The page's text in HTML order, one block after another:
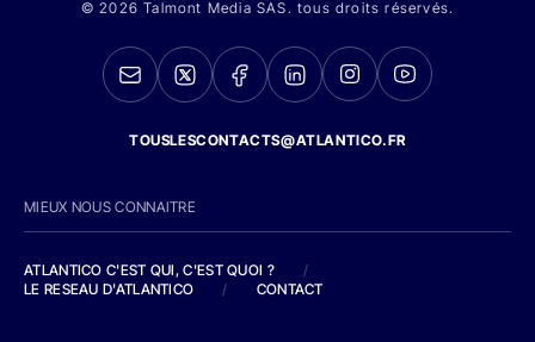
© 2026 Talmont Media SAS. tous droits réservés.
TOUSLESCONTACTS@ATLANTICO.FR
MIEUX NOUS CONNAITRE
ATLANTICO C'EST QUI, C'EST QUOI ?
/
LE RESEAU D'ATLANTICO
/ CONTACT